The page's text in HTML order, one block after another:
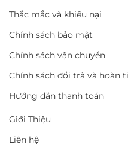
Thắc mắc và khiếu nại
Chính sách bảo mật
Chính sách vận chuyển
Chính sách đổi trả và hoàn
Hướng dẫn thanh toán
Giới Thiệu
Liên hệ